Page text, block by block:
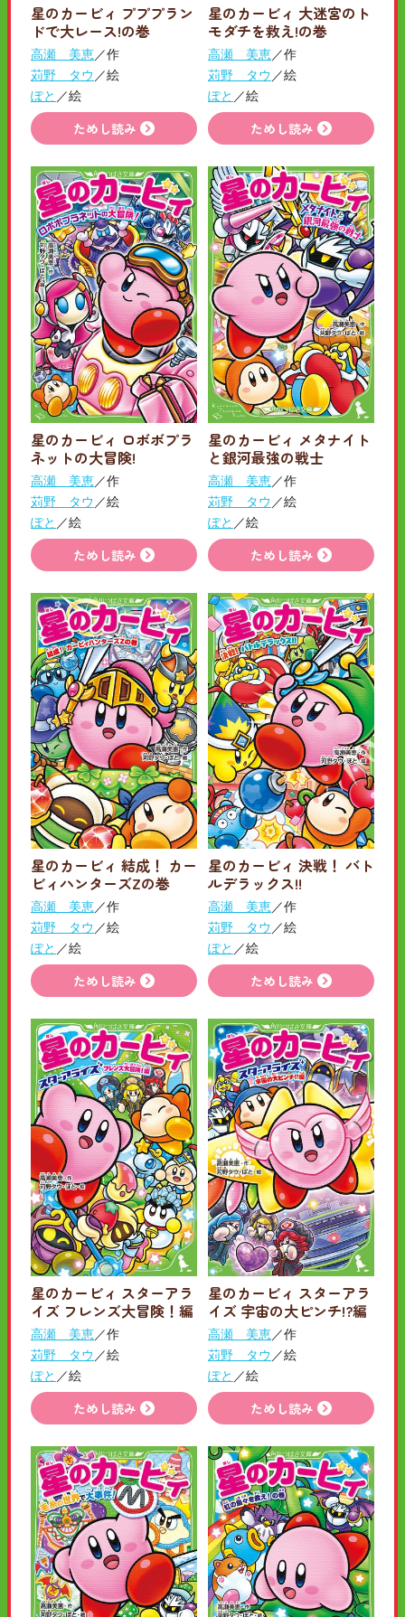
星のカービィ プププラン
ドで大レース!の巻
高瀬 美恵／作
苅野 タウ ／絵
ぽと ／絵
ためし読み
星のカービィ 大迷宮のト
モダチを救え!の巻
高瀬 美恵／作
苅野 タウ ／絵
ぽと ／絵
ためし読み
星のカービィ ロボボプラ
ネットの大冒険!
高瀬 美恵／作
苅野 タウ ／絵
ぽと ／絵
ためし読み
星のカービィ メタナイト
と銀河最強の戦士
高瀬 美恵／作
苅野 タウ ／絵
ぽと ／絵
ためし読み
星のカービィ 結成！ カー
ビィハンターズZの巻
高瀬 美恵／作
苅野 タウ ／絵
ぽと ／絵
ためし読み
星のカービィ 決戦！ バト
ルデラックス!!
高瀬 美恵／作
苅野 タウ ／絵
ぽと ／絵
ためし読み
星のカービィ スターアラ
イズ フレンズ大冒険！編
高瀬 美恵／作
苅野 タウ ／絵
ぽと ／絵
ためし読み
星のカービィ スターアラ
イズ 宇宙の大ピンチ!?編
高瀬 美恵／作
苅野 タウ ／絵
ぽと ／絵
ためし読み